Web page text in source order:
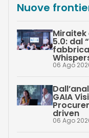
Nuove
Miraitek
5.0: dal
06 Ago
GAIA
driven
06 Ago